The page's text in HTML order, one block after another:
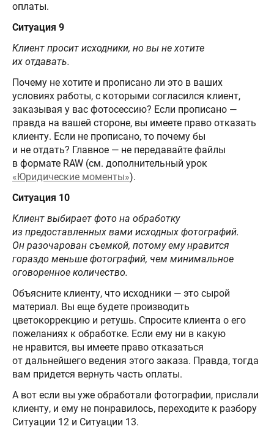
оплаты.
Ситуация 9
Клиент просит исходники, но вы не хотите
их отдавать.
Почему не хотите и прописано ли это в ваших
условиях работы, с которыми согласился клиент,
заказывая у вас фотосессию? Если прописано —
правда на вашей стороне, вы имеете право отказать
клиенту. Если не прописано, то почему бы
и не отдать? Главное — не передавайте файлы
в формате RAW (см. дополнительный урок
«Юридические моменты»).
Ситуация 10
Клиент выбирает фото на обработку
из предоставленных вами исходных фотографий.
Он разочарован съемкой, потому ему нравится
гораздо меньше фотографий, чем минимальное
оговоренное количество.
Объясните клиенту, что исходники — это сырой
материал. Вы еще будете производить
цветокоррекцию и ретушь. Спросите клиента о его
пожеланиях к обработке. Если ему ни в какую
не нравится, вы имеете право отказаться
от дальнейшего ведения этого заказа. Правда, тогда
вам придется вернуть часть оплаты.
А вот если вы уже обработали фотографии, прислали
клиенту, и ему не понравилось, переходите к разбору
Ситуации 12 и Ситуации 13.